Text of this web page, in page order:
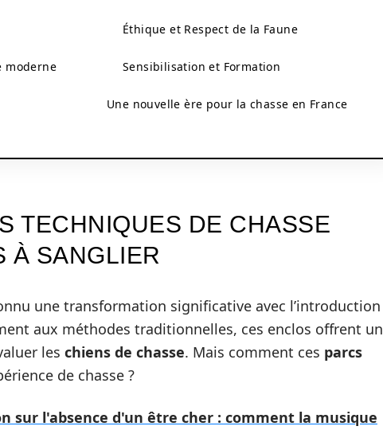
moderne
Éthique et Respect de la Faune
Sensibilisation et Formation
Une nouvelle ère pour la chasse en France
TECHNIQUES DE CHASSE
À SANGLIER
une transformation significative avec l’introduction
aux méthodes traditionnelles, ces enclos offrent un
les chiens de chasse. Mais comment ces parcs
de chasse ?
sur l'absence d'un être cher : comment la musique